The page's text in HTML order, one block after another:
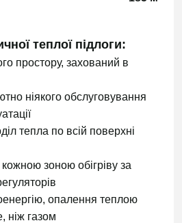
теплої підлоги:
простору, захований в
ніякого обслуговування
тепла по всій поверхні
зоною обігріву за
опалення теплою
ніж газом